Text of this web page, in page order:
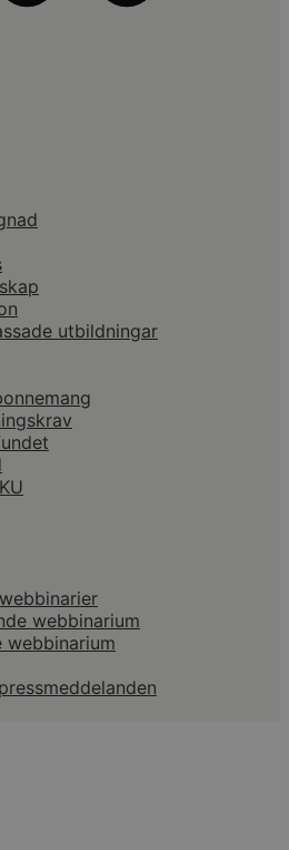
utbildningar
webbinarium
webbinarium